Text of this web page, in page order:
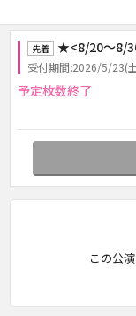
先着 ★<8/20～8/
受付期間:2026/5/23(
予定枚数終了
この公